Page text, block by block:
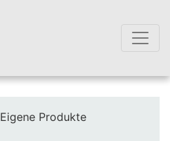
Eigene Produkte